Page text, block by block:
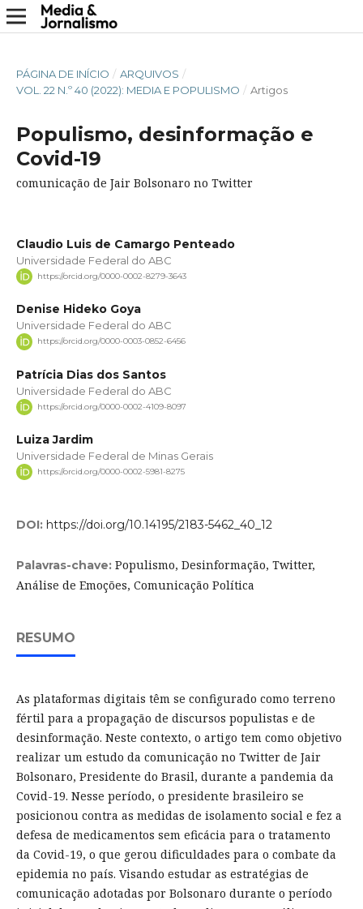
PÁGINA DE INÍCIO / ARQUIVOS /
VOL. 22 N.º 40 (2022): MEDIA E POPULISMO / Artigos
Populismo, desinformação e
Covid-19
comunicação de Jair Bolsonaro no Twitter
Claudio Luis de Camargo Penteado
Universidade Federal do ABC
https://orcid.org/0000-0002-8279-3643
Denise Hideko Goya
Universidade Federal do ABC
https://orcid.org/0000-0003-0852-6456
Patrícia Dias dos Santos
Universidade Federal do ABC
https://orcid.org/0000-0002-4109-8097
Luiza Jardim
Universidade Federal de Minas Gerais
https://orcid.org/0000-0002-5981-8275
DOI: https://doi.org/10.14195/2183-5462_40_12
Palavras-chave: Populismo, Desinformação, Twitter,
Análise de Emoções, Comunicação Política
RESUMO
As plataformas digitais têm se configurado como terreno
fértil para a propagação de discursos populistas e de
desinformação. Neste contexto, o artigo tem como objetivo
realizar um estudo da comunicação no Twitter de Jair
Bolsonaro, Presidente do Brasil, durante a pandemia da
Covid-19. Nesse período, o presidente brasileiro se
posicionou contra as medidas de isolamento social e fez a
defesa de medicamentos sem eficácia para o tratamento
da Covid-19, o que gerou dificuldades para o combate da
epidemia no país. Visando estudar as estratégias de
comunicação adotadas por Bolsonaro durante o período